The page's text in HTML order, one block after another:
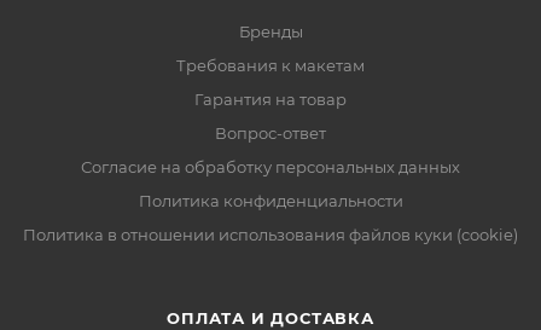
Бренды
Требования к макетам
Гарантия на товар
Вопрос-ответ
Согласие на обработку персональных данных
Политика конфиденциальности
Политика в отношении использования файлов куки (cookie)
ОПЛАТА И ДОСТАВКА